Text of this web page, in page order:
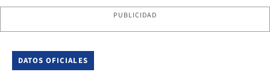
PUBLICIDAD
DATOS OFICIALES